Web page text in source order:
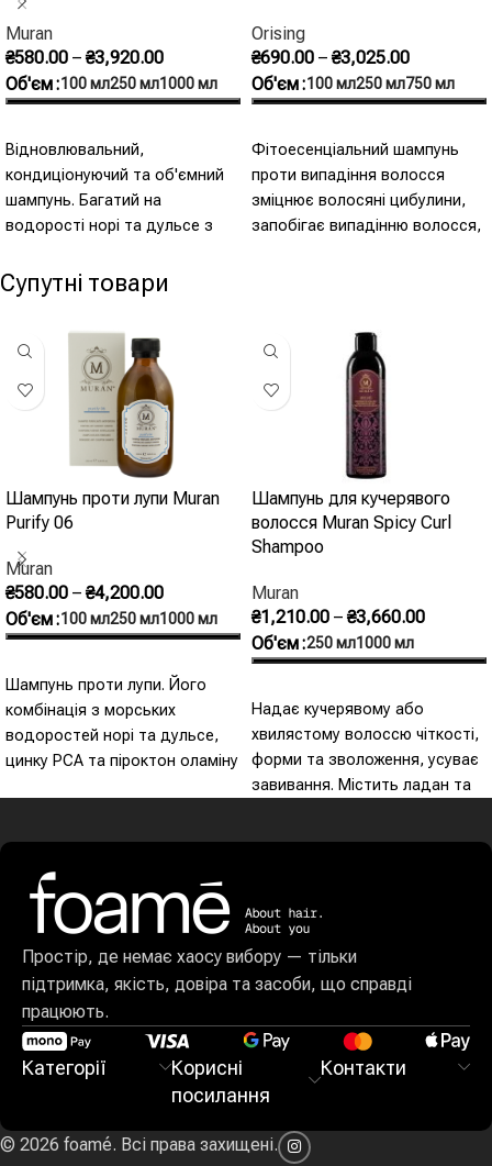
Muran
₴580.00 – ₴3,920.00
Об'єм 100 мл250 мл1000 мл
Відновлювальний,
кондиціонуючий та об'ємний
шампунь. Багатий на
водорості норі та дульсе з
Містить ефірні олії шавлії, ягід
ялівцю та солодкого
властивостями, а також олію
сереноа, яка є чудовим
інгібітором дегенеративних
процесів, що спричиняють
випадіння волосся.
Orising
₴690.00 – ₴3,025.00
Об'єм 100 мл250 мл750 мл
Фітоесенціальний шампунь
проти випадіння волосся
зміцнює волосяні цибулини,
запобігає випадінню волосся,
волосся. Рекомендується при
всіх видах випадіння волосся.
Супутні товари
Шампунь проти лупи Muran
Purify 06
Muran
₴580.00 – ₴4,200.00
Об'єм 100 мл250 мл1000 мл
Шампунь проти лупи. Його
комбінація з морських
водоростей норі та дульсе,
цинку PCA та піроктон оламіну
Шампунь для кучерявого
волосся Muran Spicy Curl
Shampoo
Muran
₴1,210.00 – ₴3,660.00
Об'єм 250 мл1000 мл
Надає кучерявому або
хвилястому волоссю чіткості,
форми та зволоження, усуває
завивання. Містить ладан та
Простір, де немає хаосу вибору — тільки
підтримка, якість, довіра та засоби, що справді
працюють.
Категорії
Корисні
посилання
Контакти
© 2026 foamé. Всі права захищені.